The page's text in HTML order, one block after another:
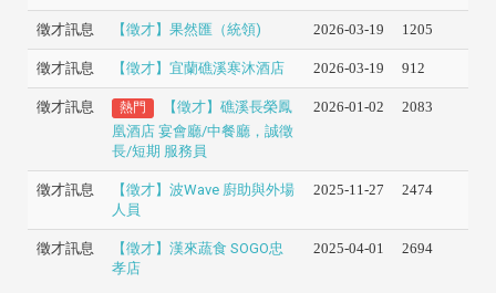
徵才訊息 【徵才】果然匯（統領) 2026-03-19 1205
徵才訊息 【徵才】宜蘭礁溪寒沐酒店 2026-03-19 912
徵才訊息 熱門
【徵才】礁溪長榮鳳
凰酒店 宴會廳/中餐廳，誠徵
長/短期 服務員
2026-01-02 2083
徵才訊息
【徵才】波Wave 廚助與外場
人員
2025-11-27 2474
徵才訊息
【徵才】漢來蔬食 SOGO忠
孝店
2025-04-01 2694